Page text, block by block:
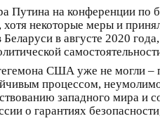
на конференции по
некоторые меры и
в августе 2020
США уже не могли
процессом,
западного мира
о гарантиях